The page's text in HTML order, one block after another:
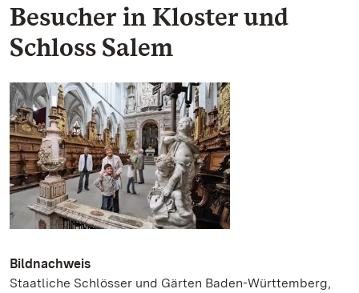
Besucher in Kloster und
Schloss Salem
Bildnachweis
Staatliche Schlösser und Gärten Baden-Württemberg,